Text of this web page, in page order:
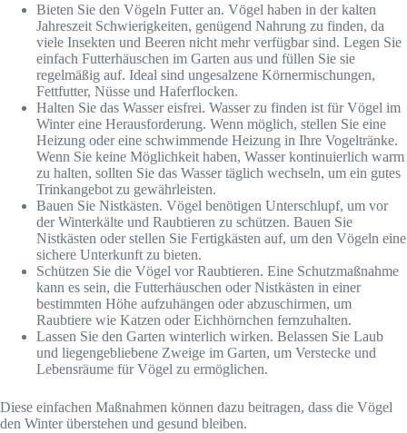
Bieten Sie den Vögeln Futter an. Vögel haben in der kalten
Jahreszeit Schwierigkeiten, genügend Nahrung zu finden, da
viele Insekten und Beeren nicht mehr verfügbar sind. Legen Sie
einfach Futterhäuschen im Garten aus und füllen Sie sie
regelmäßig auf. Ideal sind ungesalzene Körnermischungen,
Fettfutter, Nüsse und Haferflocken.
Halten Sie das Wasser eisfrei. Wasser zu finden ist für Vögel im
Winter eine Herausforderung. Wenn möglich, stellen Sie eine
Heizung oder eine schwimmende Heizung in Ihre Vogeltränke.
Wenn Sie keine Möglichkeit haben, Wasser kontinuierlich warm
zu halten, sollten Sie das Wasser täglich wechseln, um ein gutes
Trinkangebot zu gewährleisten.
Bauen Sie Nistkästen. Vögel benötigen Unterschlupf, um vor
der Winterkälte und Raubtieren zu schützen. Bauen Sie
Nistkästen oder stellen Sie Fertigkästen auf, um den Vögeln eine
sichere Unterkunft zu bieten.
Schützen Sie die Vögel vor Raubtieren. Eine Schutzmaßnahme
kann es sein, die Futterhäuschen oder Nistkästen in einer
bestimmten Höhe aufzuhängen oder abzuschirmen, um
Raubtiere wie Katzen oder Eichhörnchen fernzuhalten.
Lassen Sie den Garten winterlich wirken. Belassen Sie Laub
und liegengebliebene Zweige im Garten, um Verstecke und
Lebensräume für Vögel zu ermöglichen.
Diese einfachen Maßnahmen können dazu beitragen, dass die Vögel
den Winter überstehen und gesund bleiben.